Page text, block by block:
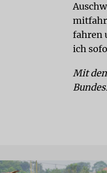
fahren
ich
Mit